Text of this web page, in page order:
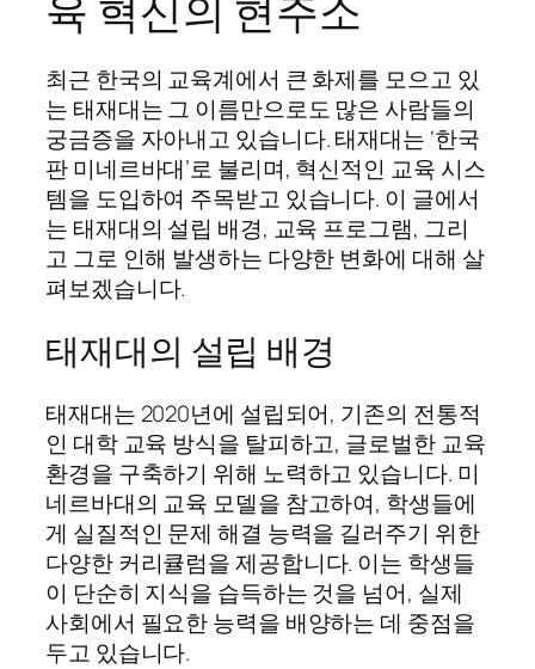
최근 한국의 교육계에서 큰 화제를 모으고 있
는 태재대는 그 이름만으로도 많은 사람들의
궁금증을 자아내고 있습니다. 태재대는 ‘한국
판 미네르바대’로 불리며, 혁신적인 교육 시스
템을 도입하여 주목받고 있습니다. 이 글에서
는 태재대의 설립 배경, 교육 프로그램, 그리
고 그로 인해 발생하는 다양한 변화에 대해 살
펴보겠습니다.
태재대의 설립 배경
태재대는 2020년에 설립되어, 기존의 전통적
인 대학 교육 방식을 탈피하고, 글로벌한 교육
환경을 구축하기 위해 노력하고 있습니다. 미
네르바대의 교육 모델을 참고하여, 학생들에
게 실질적인 문제 해결 능력을 길러주기 위한
다양한 커리큘럼을 제공합니다. 이는 학생들
이 단순히 지식을 습득하는 것을 넘어, 실제
사회에서 필요한 능력을 배양하는 데 중점을
두고 있습니다.